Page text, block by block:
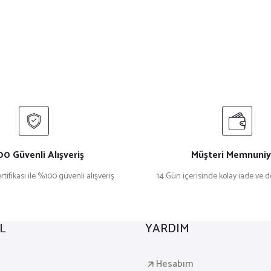
Güvenli Alışveriş
ile %100 güvenli alışveriş
Müşteri
14 Gün içerisinde kolay iade ve
YARDIM
Hesabım